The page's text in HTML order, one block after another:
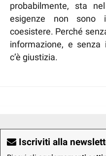
probabilmente, sta
esigenze non sono
coesistere. Perché
informazione, e senza
c’è giustizia.
Iscriviti alla